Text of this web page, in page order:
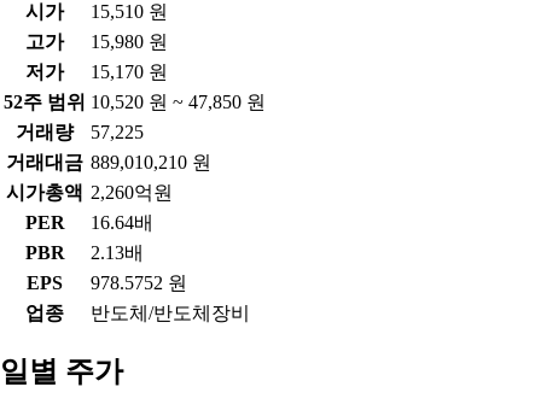
시가
15,510 원
고가
15,980 원
저가
15,170 원
52주 범위 10,520 원 ~ 47,850 원
거래량
57,225
거래대금 889,010,210 원
시가총액 2,260억원
PER
16.64배
PBR
2.13배
EPS
978.5752 원
업종
반도체/반도체장비
일별 주가